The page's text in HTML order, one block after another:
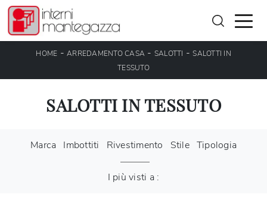
HOME - ARREDAMENTO CASA - SALOTTI -SALOTTI IN
TESSUTO
SALOTTI IN TESSUTO
Marca Imbottiti Rivestimento Stile Tipologia
I più visti a :